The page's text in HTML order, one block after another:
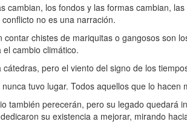
cambian, los fondos y las formas cambian,
no es una narración.
chistes de mariquitas o gangosos son
cambio climático.
pero el viento del signo de los
tuvo lugar. Todos aquellos que lo
también perecerán, pero su legado quedará
su existencia a mejorar, mirando